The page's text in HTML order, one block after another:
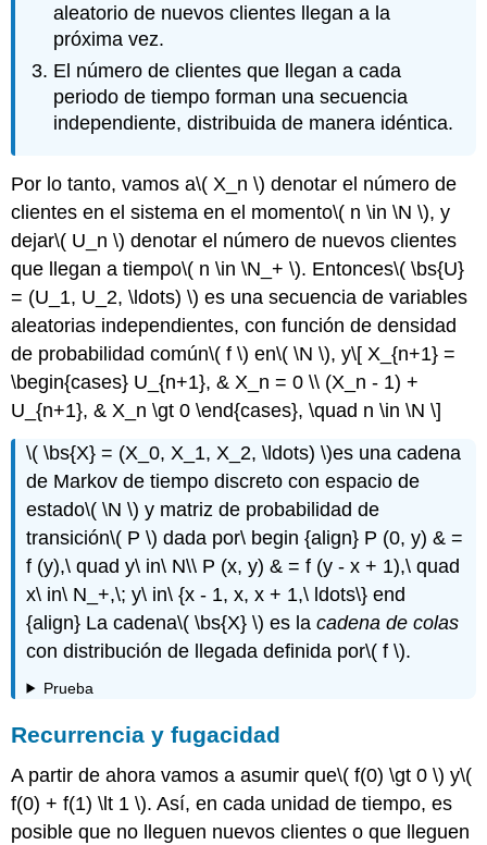
aleatorio de nuevos clientes llegan a la
próxima vez.
El número de clientes que llegan a cada
periodo de tiempo forman una secuencia
independiente, distribuida de manera idéntica.
Por lo tanto, vamos a\( X_n \) denotar el número de
clientes en el sistema en el momento\( n \in \N \), y
dejar\( U_n \) denotar el número de nuevos clientes
que llegan a tiempo\( n \in \N_+ \). Entonces\( \bs{U}
= (U_1, U_2, \ldots) \) es una secuencia de variables
aleatorias independientes, con función de densidad
de probabilidad común\( f \) en\( \N \), y\[ X_{n+1} =
\begin{cases} U_{n+1}, & X_n = 0 \\ (X_n - 1) +
U_{n+1}, & X_n \gt 0 \end{cases}, \quad n \in \N \]
\( \bs{X} = (X_0, X_1, X_2, \ldots) \)es una cadena
de Markov de tiempo discreto con espacio de
estado\( \N \) y matriz de probabilidad de
transición\( P \) dada por\ begin {align} P (0, y) & =
f (y),\ quad y\ in\ N\\ P (x, y) & = f (y - x + 1),\ quad
x\ in\ N_+,\; y\ in\ {x - 1, x, x + 1,\ ldots\} end
{align} La cadena\( \bs{X} \) es lacadena de colas
con distribución de llegada definida por\( f \).
Prueba
Recurrencia y fugacidad
A partir de ahora vamos a asumir que\( f(0) \gt 0 \) y\(
f(0) + f(1) \lt 1 \). Así, en cada unidad de tiempo, es
posible que no lleguen nuevos clientes o que lleguen